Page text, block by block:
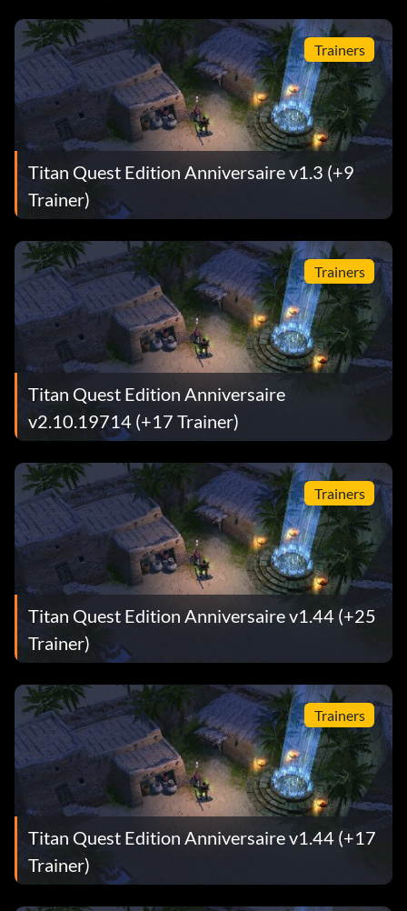
Trainers
Titan Quest Edition Anniversaire v1.3 (+9
Trainer)
Trainers
Titan Quest Edition Anniversaire
v2.10.19714 (+17 Trainer)
Trainers
Titan Quest Edition Anniversaire v1.44 (+25
Trainer)
Trainers
Titan Quest Edition Anniversaire v1.44 (+17
Trainer)